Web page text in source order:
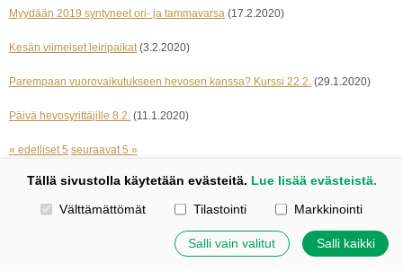
Myydään 2019 syntyneet ori- ja tammavarsa (17.2.2020)
Kesän viimeiset leiripaikat (3.2.2020)
Parempaan vuorovaikutukseen hevosen kanssa? Kurssi 22.2. (29.1.2020)
Päivä hevosyrittäjille 8.2. (11.1.2020)
« edelliset 5 seuraavat 5 »
Tehty Yhdistysavaimella |Evästeet
Tällä sivustolla käytetään evästeitä. Lue lisää evästeistä.
Valitse käytettävät evästeet
Välttämättömät Tilastointi Markkinointi
Salli vain valitut Salli kaikki